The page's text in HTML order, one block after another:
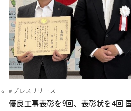
プレスリリース
優良工事表彰を9回、表彰状を4回